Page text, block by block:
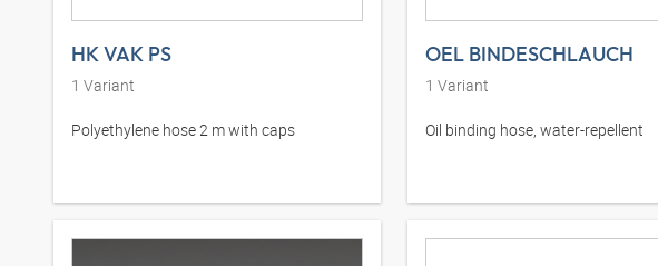
HK VAK PS
1 Variant
Polyethylene hose 2 m with caps
OEL BINDESCHLAUCH
1 Variant
Oil binding hose, water-repellent